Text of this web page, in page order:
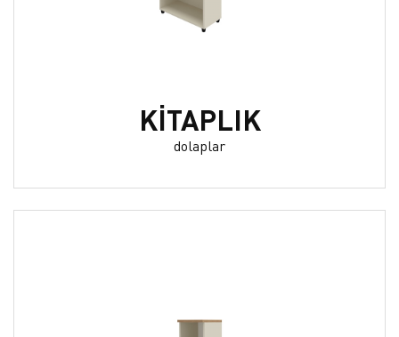
KİTAPLIK
dolaplar